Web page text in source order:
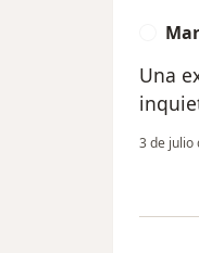
Una
3 de julio